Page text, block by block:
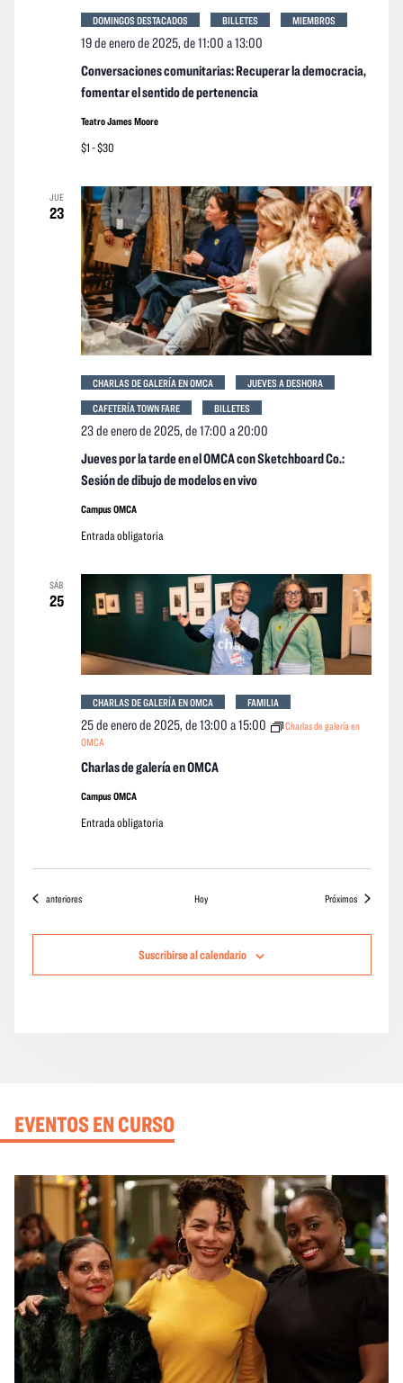
Conversaciones comunitarias: Recuperar la democracia,
fomentar el sentido de pertenencia
19 de enero de 2025, de 11:00 a13:00
DOMINGOS DESTACADOS BILLETES MIEMBROS
Teatro James Moore
$1 - $30
JUE
23
Jueves por la tarde en el OMCA con Sketchboard Co.:
Sesión de dibujo de modelos en vivo
23 de enero de 2025, de 17:00 a20:00
CHARLAS DE GALERÍA EN OMCA
JUEVES A DESHORA
CAFETERÍA TOWN FARE
BILLETES
Campus OMCA
Entrada obligatoria
SÁB
25
Charlas de galería en OMCA
25 de enero de 2025, de 13:00 a15:00
Charlas de galería en
OMCA
CHARLAS DE GALERÍA EN OMCA FAMILIA
Campus OMCA
Entrada obligatoria
Eventos
anteriores Hoy Próximoseventos
Suscribirse al calendario
EVENTOS EN CURSO